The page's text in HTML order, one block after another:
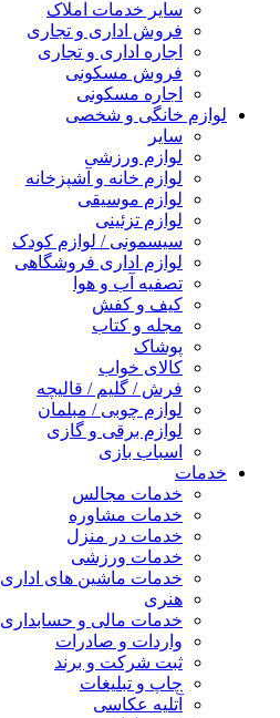
سایر خدمات املاک
فروش اداری و تجاری
اجاره اداری و تجاری
فروش مسکونی
اجاره مسکونی
لوازم خانگی و شخصی
سایر
لوازم ورزشی
لوازم خانه و آشپزخانه
لوازم موسیقی
لوازم تزئینی
سیسمونی / لوازم کودک
لوازم اداری فروشگاهی
تصفیه آب و هوا
کیف و کفش
مجله و کتاب
پوشاک
کالای خواب
فرش / گلیم / قالیچه
لوازم چوبی / مبلمان
لوازم برقی و گازی
اسباب بازی
خدمات
خدمات مجالس
خدمات مشاوره
خدمات در منزل
خدمات ورزشی
خدمات ماشین های اداری
هنری
خدمات مالی و حسابداری
واردات و صادرات
ثبت شرکت و برند
چاپ و تبلیغات
آتلیه عکاسی